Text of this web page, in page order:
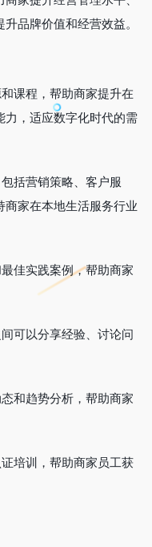
品牌价值和经营效益。
课程，帮助商家提升在
力，适应数字化时代的需
括营销策略、客户服
家在本地生活服务行业
佳实践案例，帮助商家
可以分享经验、讨论问
和趋势分析，帮助商家
培训，帮助商家员工获